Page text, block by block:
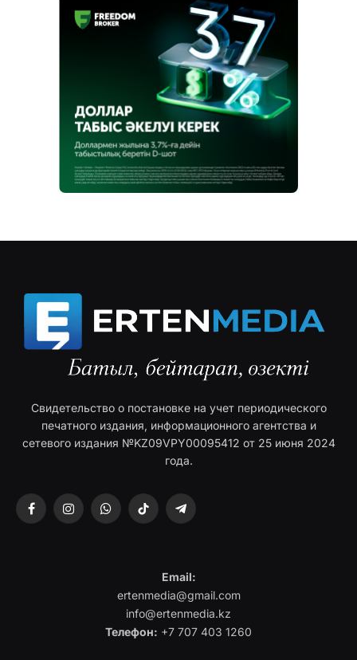
Свидетельство о постановке на учет периодического
печатного издания, информационного агентства и
сетевого издания №KZ09VPY00095412 от 25 июня 2024
года.
FacebookInstagramWhatsAppTikTok Telegram
Email:
ertenmedia@gmail.com
info@ertenmedia.kz
Телефон: +7 707 403 1260